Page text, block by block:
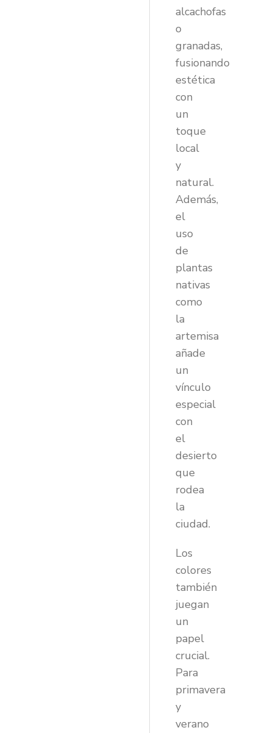
alcachofas
o
granadas,
fusionando
estética
con
un
toque
local
y
natural.
Además,
el
uso
de
plantas
nativas
como
la
artemisa
añade
un
vínculo
especial
con
el
desierto
que
rodea
la
ciudad.
Los
colores
también
juegan
un
papel
crucial.
Para
primavera
y
verano